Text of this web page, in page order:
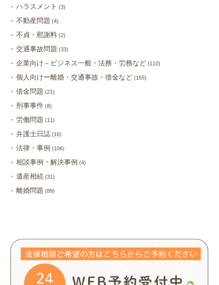
ハラスメント (3)
不動産問題 (4)
不貞・慰謝料(2)
交通事故問題 (33)
企業向け－ビジネス一般・法務・労務など(110)
個人向けー離婚・交通事故・借金など(155)
借金問題 (21)
刑事事件(8)
労働問題 (11)
弁護士日誌(16)
法律・事例 (106)
相談事例・解決事例 (4)
遺産相続(31)
離婚問題 (89)